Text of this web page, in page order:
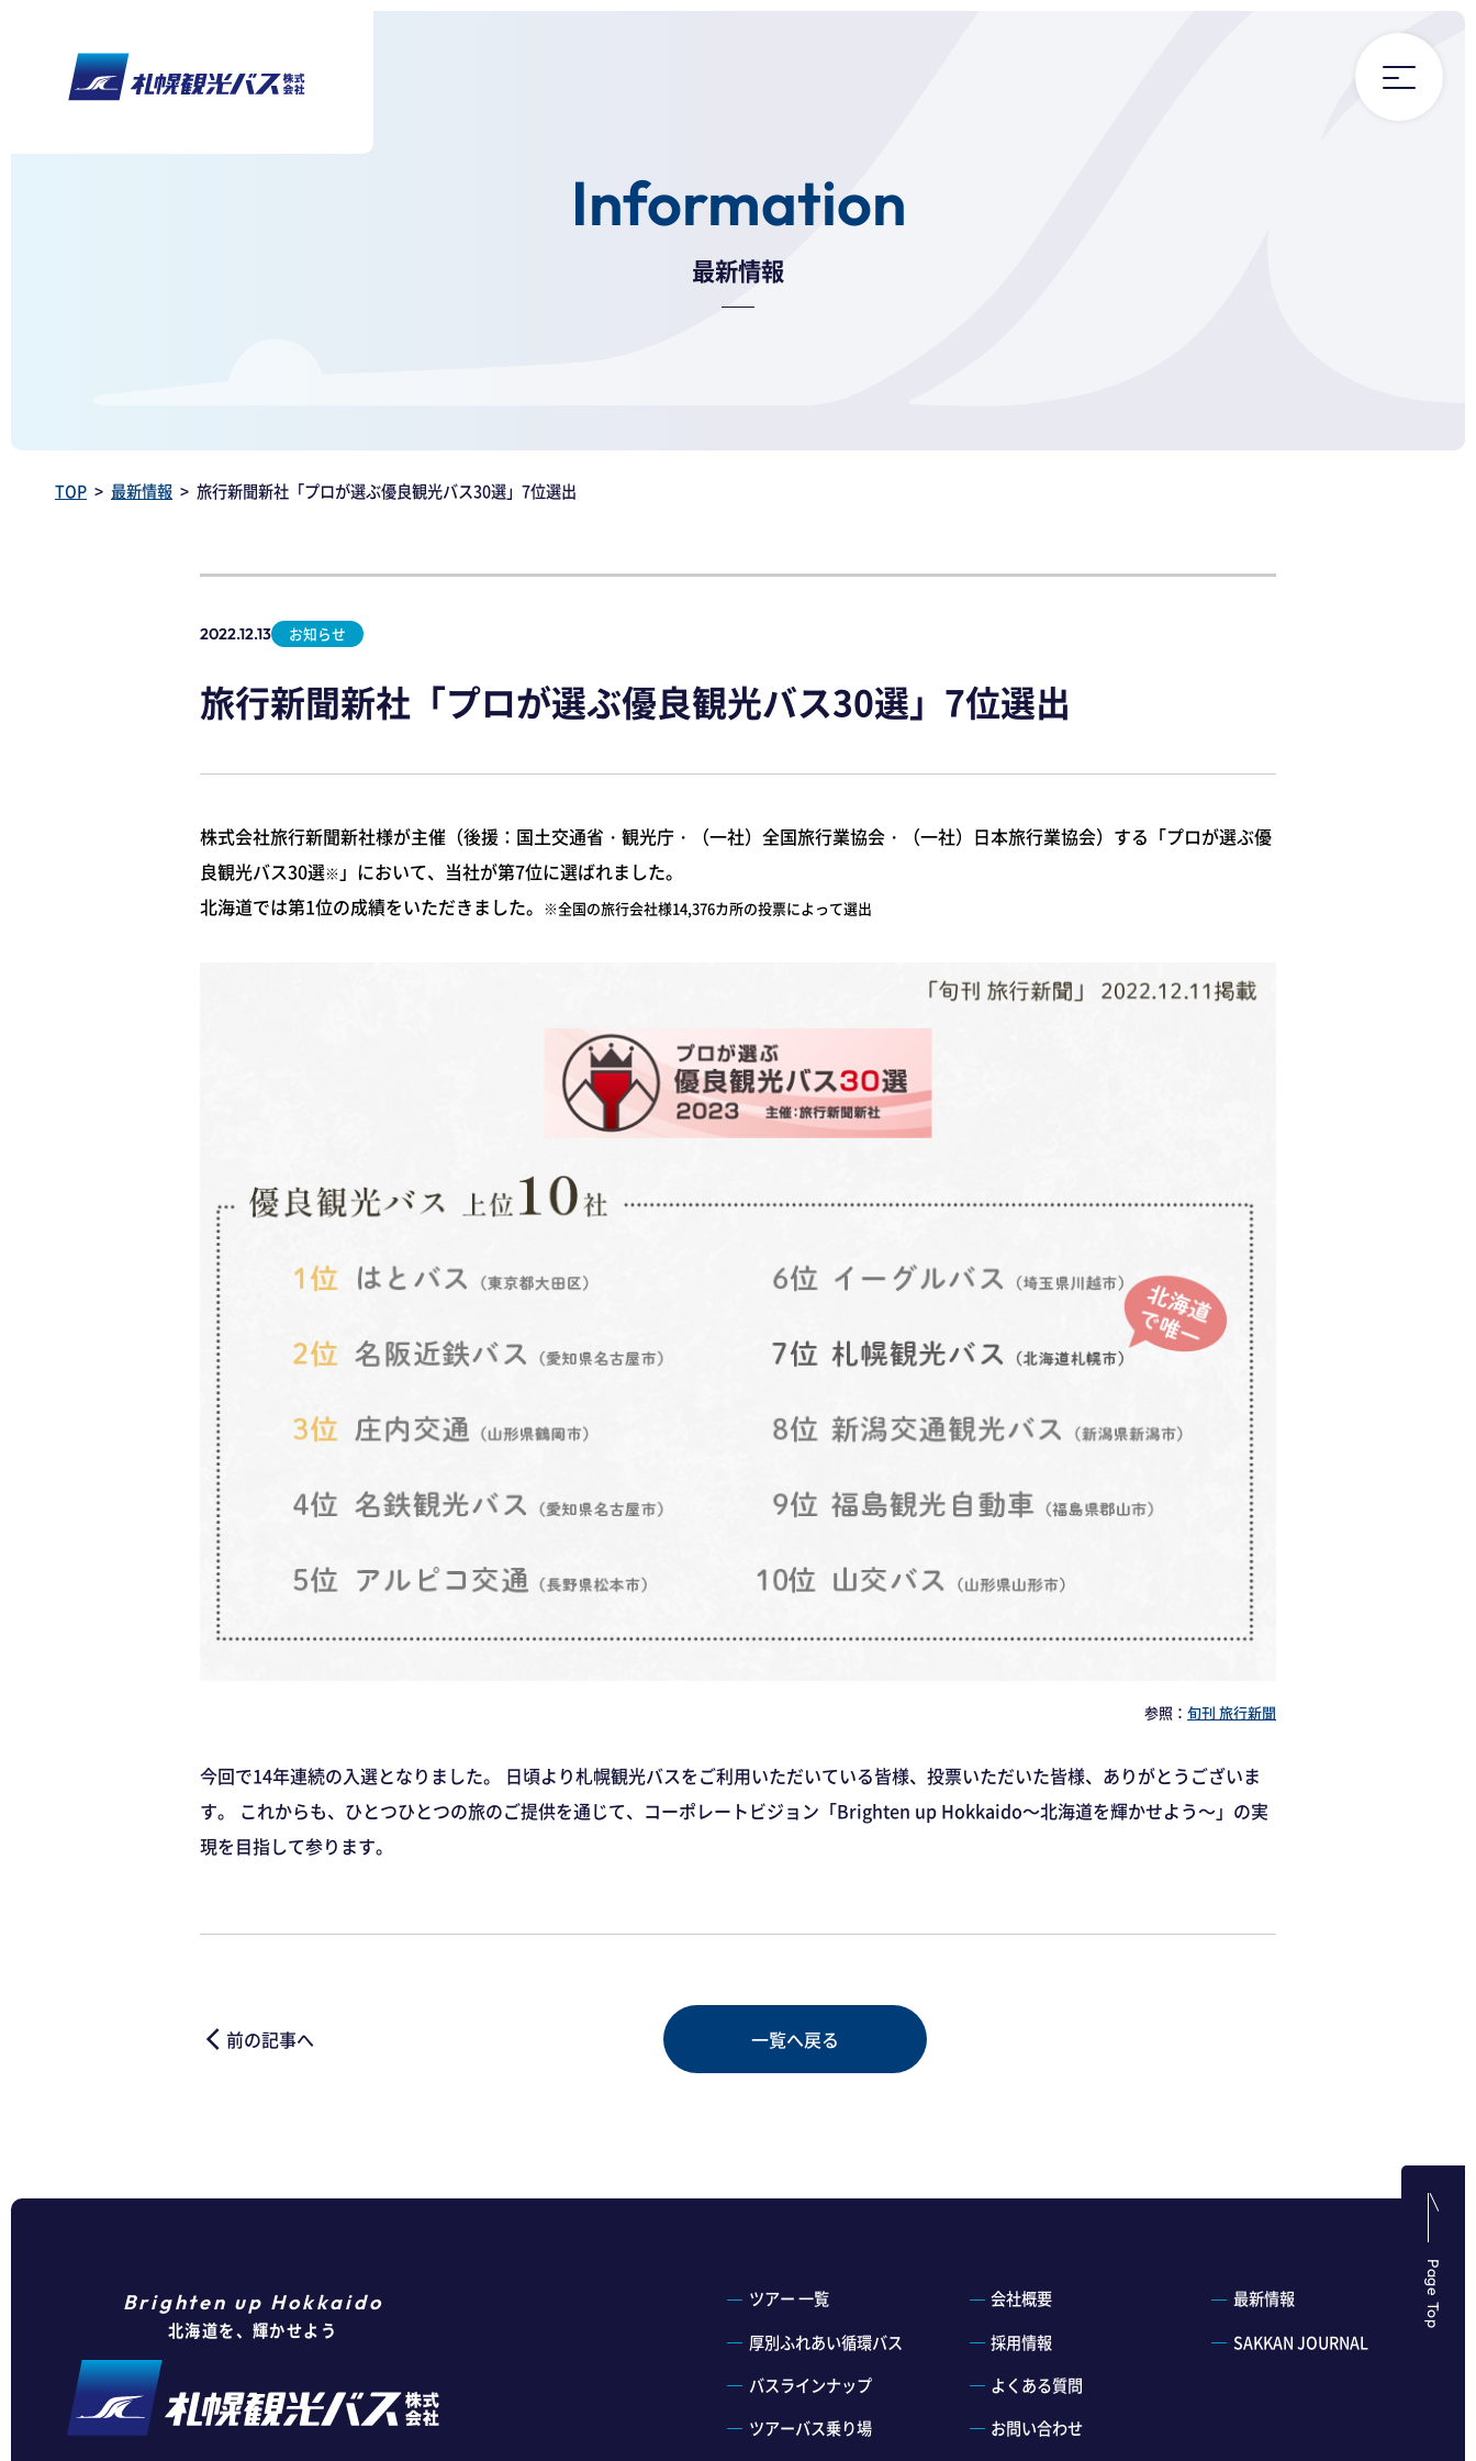
厚別ふれあい循環バス
Information
最新情報
TOP > 最新情報 > 旅行新聞新社「プロが選ぶ優良観光バス30選」7位選出
2022.12.13 お知らせ
旅行新聞新社「プロが選ぶ優良観光バス30選」7位選出
株式会社旅行新聞新社様が主催（後援：国土交通省・観光庁・（一社）全国旅行業協会・（一社）日本旅行業協会）する「プロが選ぶ優
良観光バス30選※ 」において、当社が第7位に選ばれました。
北海道では第1位の成績をいただきました。
※全国の旅行会社様14,376カ所の投票によって選出
参照： 旬刊 旅行新聞
今回で14年連続の入選となりました。 日頃より札幌観光バスをご利用いただいている皆様、投票いただいた皆様、ありがとうございま
す。 これからも、ひとつひとつの旅のご提供を通じて、コーポレートビジョン「Brighten up Hokkaido～北海道を輝かせよう～」の実
現を目指して参ります。
arrow_back_ios 前の記事へ 一覧へ戻る
Page Top
Brighten up Hokkaido
北海道を、輝かせよう
ツアー 一覧
厚別ふれあい循環バス
バスラインナップ
ツアーバス乗り場
会社概要
採用情報
よくある質問
お問い合わせ
最新情報
SAKKAN JOURNAL